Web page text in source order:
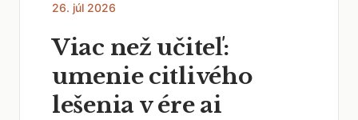
26. júl 2026
Viac než učiteľ:
umenie citlivého
lešenia v ére ai